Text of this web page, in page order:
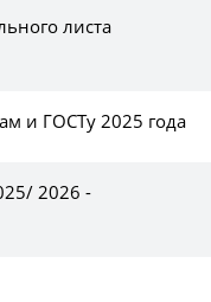
листа
и ГОСТу 2025 года
2026 -